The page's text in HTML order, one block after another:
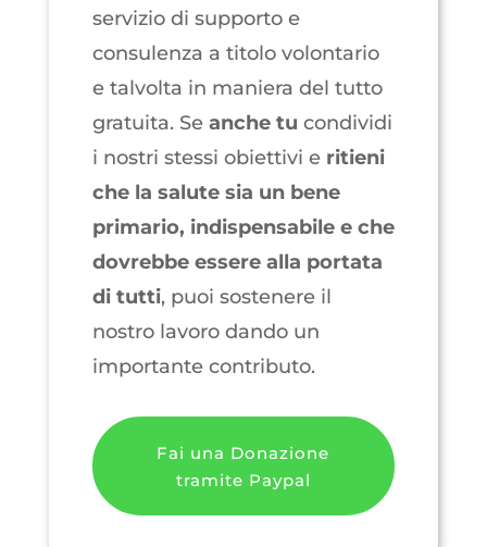
servizio di supporto e
consulenza a titolo volontario
e talvolta in maniera del tutto
gratuita. Se anche tu condividi
i nostri stessi obiettivi e ritieni
che la salute sia un bene
primario, indispensabile e che
dovrebbe essere alla portata
di tutti, puoi sostenere il
nostro lavoro dando un
importante contributo.
Fai una Donazione
tramite Paypal